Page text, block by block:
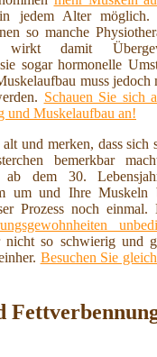
jedem Alter möglich.
so manche
wirkt damit
sogar hormonelle
muss jedoch
Schauen Sie sich
und Muskelaufbau an!
und merken, dass sich
bemerkbar
ab dem 30.
um und Ihre
Prozess noch einmal.
nicht so schwierig und
Besuchen Sie